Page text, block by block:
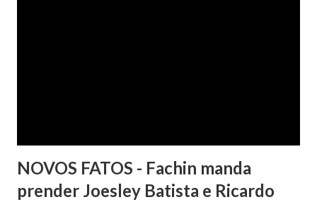
NOVOS FATOS - Fachin manda
prender Joesley Batista e Ricardo